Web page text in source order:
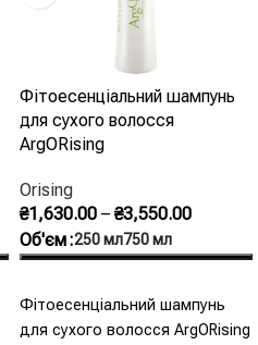
Фітоесенціальний шампунь
для сухого волосся
ArgORising
Orising
₴1,630.00 – ₴3,550.00
Об'єм 250 мл750 мл
Фітоесенціальний шампунь
для сухого волосся ArgORising